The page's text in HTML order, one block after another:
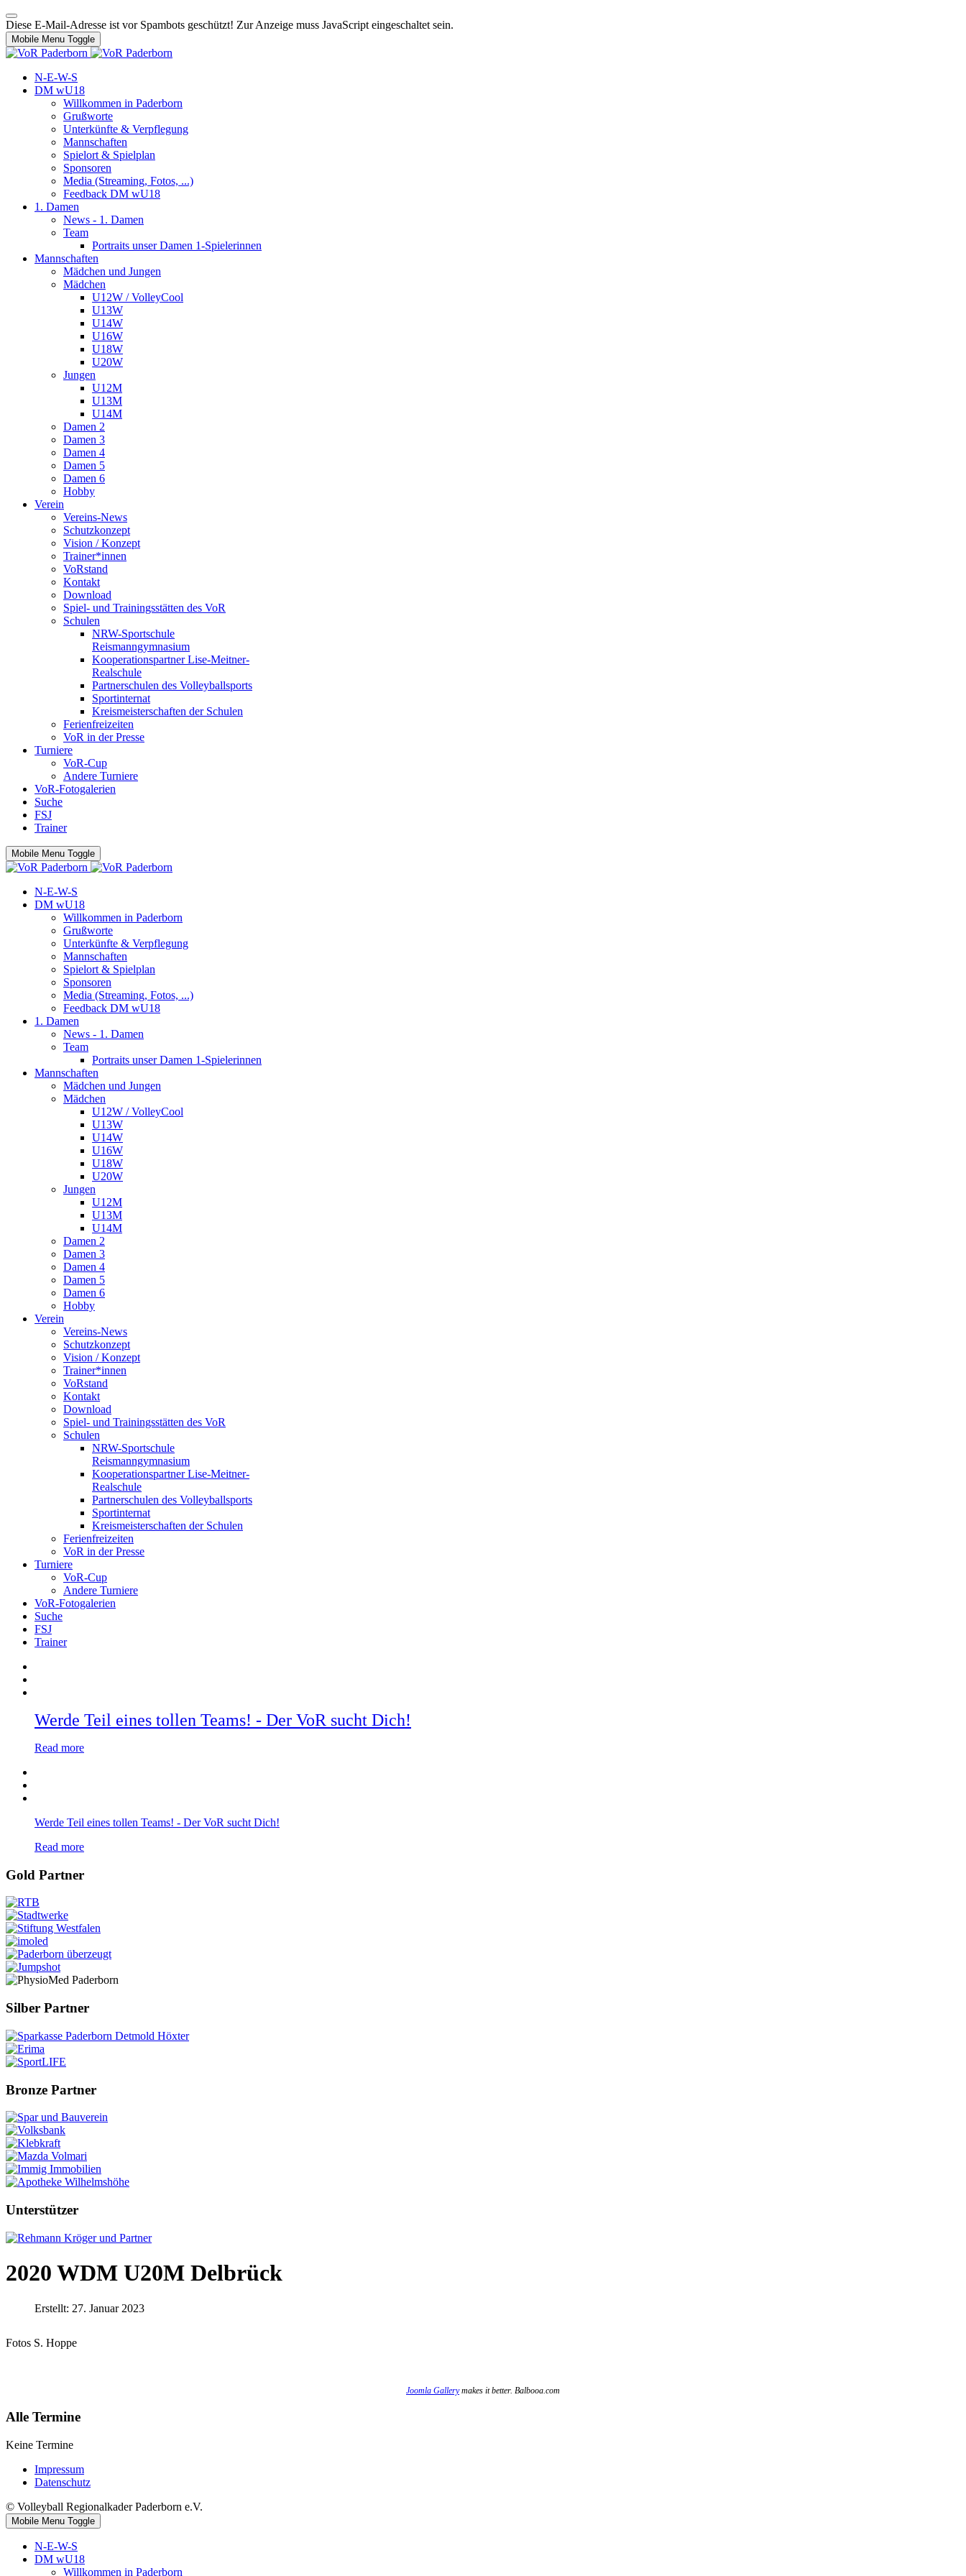
Diese E-Mail-Adresse ist vor Spambots geschützt! Zur Anzeige muss JavaScript eingeschaltet sein.
Mobile Menu Toggle
N-E-W-S
DM wU18
Willkommen in Paderborn
Grußworte
Unterkünfte & Verpflegung
Mannschaften
Spielort & Spielplan
Sponsoren
Media (Streaming, Fotos, ...)
Feedback DM wU18
1. Damen
News - 1. Damen
Team
Portraits unser Damen 1-Spielerinnen
Mannschaften
Mädchen und Jungen
Mädchen
U12W / VolleyCool
U13W
U14W
U16W
U18W
U20W
Jungen
U12M
U13M
U14M
Damen 2
Damen 3
Damen 4
Damen 5
Damen 6
Hobby
Verein
Vereins-News
Schutzkonzept
Vision / Konzept
Trainer*innen
VoRstand
Kontakt
Download
Spiel- und Trainingsstätten des VoR
Schulen
NRW-Sportschule
Reismanngymnasium
Kooperationspartner Lise-Meitner-
Realschule
Partnerschulen des Volleyballsports
Sportinternat
Kreismeisterschaften der Schulen
Ferienfreizeiten
VoR in der Presse
Turniere
VoR-Cup
Andere Turniere
VoR-Fotogalerien
Suche
FSJ
Trainer
Mobile Menu Toggle
N-E-W-S
DM wU18
Willkommen in Paderborn
Grußworte
Unterkünfte & Verpflegung
Mannschaften
Spielort & Spielplan
Sponsoren
Media (Streaming, Fotos, ...)
Feedback DM wU18
1. Damen
News - 1. Damen
Team
Portraits unser Damen 1-Spielerinnen
Mannschaften
Mädchen und Jungen
Mädchen
U12W / VolleyCool
U13W
U14W
U16W
U18W
U20W
Jungen
U12M
U13M
U14M
Damen 2
Damen 3
Damen 4
Damen 5
Damen 6
Hobby
Verein
Vereins-News
Schutzkonzept
Vision / Konzept
Trainer*innen
VoRstand
Kontakt
Download
Spiel- und Trainingsstätten des VoR
Schulen
NRW-Sportschule
Reismanngymnasium
Kooperationspartner Lise-Meitner-
Realschule
Partnerschulen des Volleyballsports
Sportinternat
Kreismeisterschaften der Schulen
Ferienfreizeiten
VoR in der Presse
Turniere
VoR-Cup
Andere Turniere
VoR-Fotogalerien
Suche
FSJ
Trainer
Werde Teil eines tollen Teams! - Der VoR sucht Dich!
Read more
Werde Teil eines tollen Teams! - Der VoR sucht Dich!
Read more
Gold Partner
Silber Partner
Bronze Partner
Unterstützer
2020 WDM U20M Delbrück
Erstellt: 27. Januar 2023
Fotos S. Hoppe
Joomla Gallerymakes it better. Balbooa.com
Alle Termine
Keine Termine
Impressum
Datenschutz
© Volleyball Regionalkader Paderborn e.V.
Mobile Menu Toggle
N-E-W-S
DM wU18
Willkommen in Paderborn